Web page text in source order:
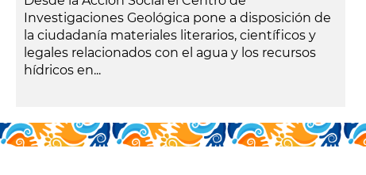
Investigaciones Geológica pone a disposición de
la ciudadanía materiales literarios, científicos y
legales relacionados con el agua y los recursos
hídricos en...